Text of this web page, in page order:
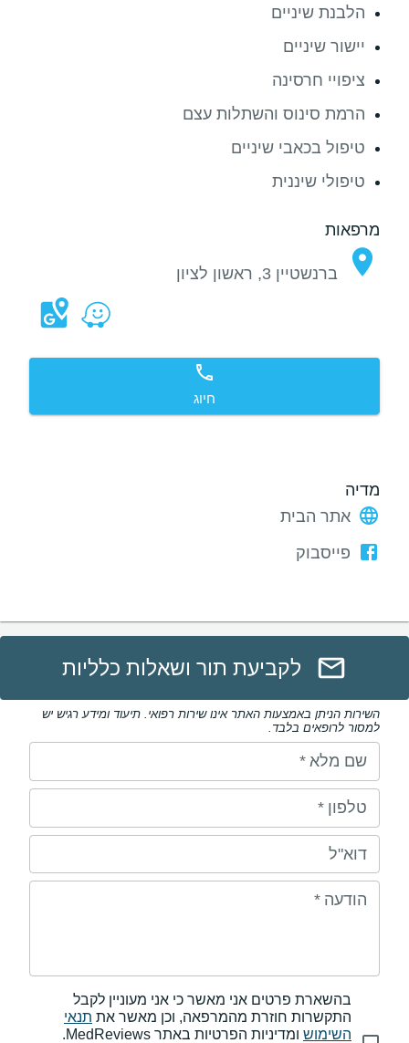
הלבנת שיניים
יישור שיניים
ציפויי חרסינה
הרמת סינוס והשתלות עצם
טיפול בכאבי שיניים
טיפולי שיננית
מרפאות
ברנשטיין 3, ראשון לציון
חיוג
מדיה
אתר הבית
פייסבוק
לקביעת תור ושאלות כלליות
השירות הניתן באמצעות האתר אינו שירות רפואי. תיעוד ומידע רגיש יש
למסור לרופאים בלבד.
שם מלא*
טלפון *
דוא"ל
הודעה *
בהשארת פרטים אני מאשר כי אני מעוניין לקבל
התקשרות חוזרת מהמרפאה, וכן מאשר את תנאי
השימוש
ומדיניות הפרטיות באתר MedReviews.